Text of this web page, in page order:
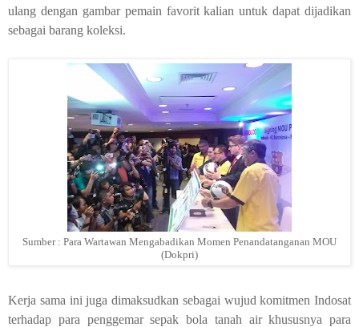
ulang dengan gambar pemain favorit kalian untuk dapat dijadikan
sebagai barang koleksi.
Sumber : Para Wartawan Mengabadikan Momen Penandatanganan MOU
(Dokpri)
Kerja sama ini juga dimaksudkan sebagai wujud komitmen Indosat
terhadap para penggemar sepak bola tanah air khususnya para